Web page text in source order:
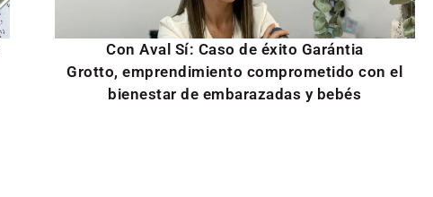
Con Aval Sí: Caso de éxito Garántia
Grotto, emprendimiento comprometido con el
bienestar de embarazadas y bebés